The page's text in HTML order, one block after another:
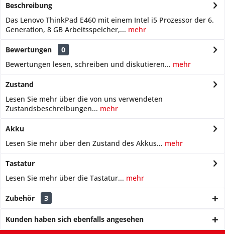
Beschreibung
Das Lenovo ThinkPad E460 mit einem Intel i5 Prozessor der 6.
Generation, 8 GB Arbeitsspeicher,... mehr
Bewertungen
0
Bewertungen lesen, schreiben und diskutieren... mehr
Zustand
Lesen Sie mehr über die von uns verwendeten
Zustandsbeschreibungen... mehr
Akku
Lesen Sie mehr über den Zustand des Akkus... mehr
Tastatur
Lesen Sie mehr über die Tastatur... mehr
Zubehör 3
Kunden haben sich ebenfalls angesehen